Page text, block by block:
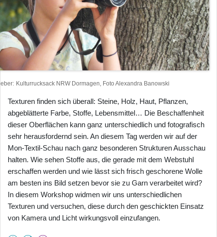
Kulturrucksack NRW Dormagen, Foto Alexandra Banowski
Texturen finden sich überall: Steine, Holz, Haut, Pflanzen,
abgeblätterte Farbe, Stoffe, Lebensmittel… Die Beschaffenheit
dieser Oberflächen kann ganz unterschiedlich und fotografisch
sehr herausfordernd sein. An diesem Tag werden wir auf der
Mon-Textil-Schau nach ganz besonderen Strukturen Ausschau
halten. Wie sehen Stoffe aus, die gerade mit dem Webstuhl
erschaffen werden und wie lässt sich frisch geschorene Wolle
am besten ins Bild setzen bevor sie zu Garn verarbeitet wird?
In diesem Workshop widmen wir uns unterschiedlichen
Texturen und versuchen, diese durch den geschickten Einsatz
von Kamera und Licht wirkungsvoll einzufangen.